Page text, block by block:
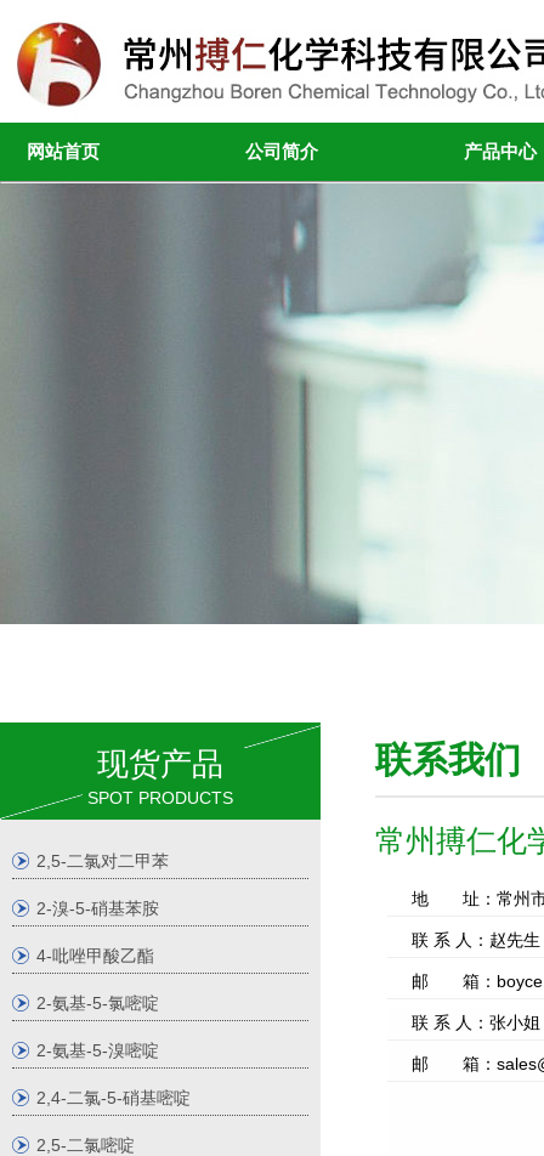
网站首页 公司简介 产品中心
现货产品
SPOT PRODUCTS
2,5-二氯对二甲苯
2-溴-5-硝基苯胺
4-吡唑甲酸乙酯
2-氨基-5-氯嘧啶
2-氨基-5-溴嘧啶
2,4-二氯-5-硝基嘧啶
2,5-二氯嘧啶
联系我
常州搏仁化
地 址：常州市
联 系 人：赵先
邮 箱：
联 系 人：张小
邮 箱：